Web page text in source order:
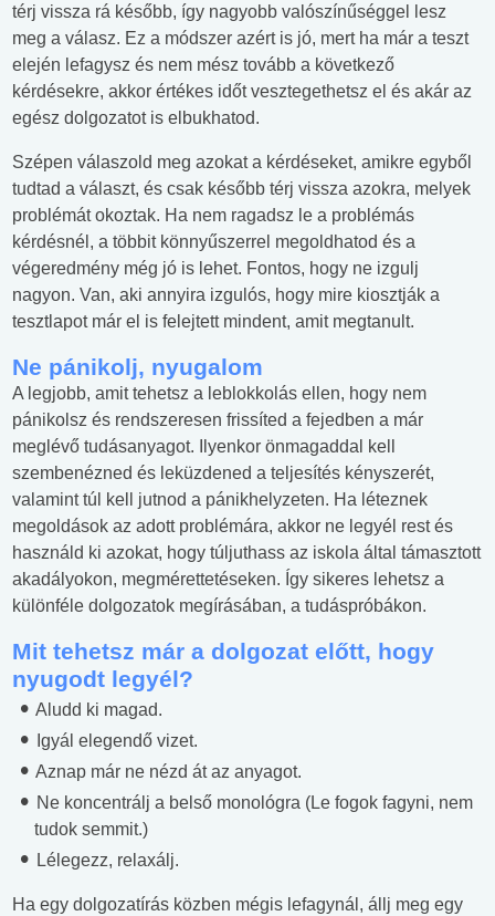
térj vissza rá később, így nagyobb valószínűséggel lesz
meg a válasz. Ez a módszer azért is jó, mert ha már a teszt
elején lefagysz és nem mész tovább a következő
kérdésekre, akkor értékes időt vesztegethetsz el és akár az
egész dolgozatot is elbukhatod.
Szépen válaszold meg azokat a kérdéseket, amikre egyből
tudtad a választ, és csak később térj vissza azokra, melyek
problémát okoztak. Ha nem ragadsz le a problémás
kérdésnél, a többit könnyűszerrel megoldhatod és a
végeredmény még jó is lehet. Fontos, hogy ne izgulj
nagyon. Van, aki annyira izgulós, hogy mire kiosztják a
tesztlapot már el is felejtett mindent, amit megtanult.
Ne pánikolj, nyugalom
A legjobb, amit tehetsz a leblokkolás ellen, hogy nem
pánikolsz és rendszeresen frissíted a fejedben a már
meglévő tudásanyagot. Ilyenkor önmagaddal kell
szembenézned és leküzdened a teljesítés kényszerét,
valamint túl kell jutnod a pánikhelyzeten. Ha léteznek
megoldások az adott problémára, akkor ne legyél rest és
használd ki azokat, hogy túljuthass az iskola által támasztott
akadályokon, megmérettetéseken. Így sikeres lehetsz a
különféle dolgozatok megírásában, a tudáspróbákon.
Mit tehetsz már a dolgozat előtt, hogy
nyugodt legyél?
Aludd ki magad.
Igyál elegendő vizet.
Aznap már ne nézd át az anyagot.
Ne koncentrálj a belső monológra (Le fogok fagyni, nem
tudok semmit.)
Lélegezz, relaxálj.
Ha egy dolgozatírás közben mégis lefagynál, állj meg egy